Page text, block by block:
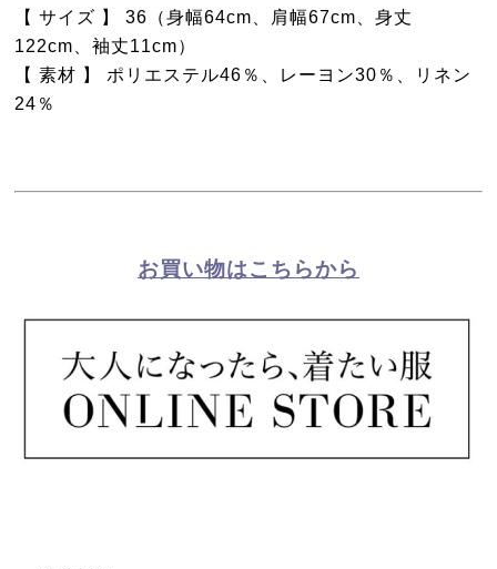
【 サイズ 】 36（身幅64cm、肩幅67cm、身丈
122cm、袖丈11cm）
【 素材 】 ポリエステル46％、レーヨン30％、リネン
24％
お買い物はこちらから